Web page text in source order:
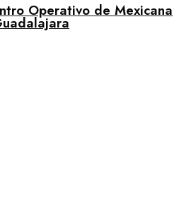
Operativo de Mexicana